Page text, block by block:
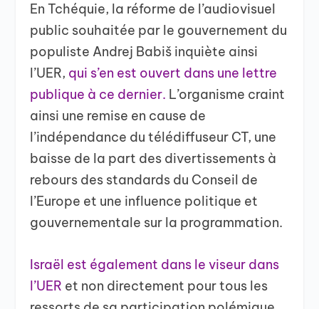
En Tchéquie, la réforme de l’audiovisuel
public souhaitée par le gouvernement du
populiste Andrej Babiš inquiète ainsi
l’UER, qui s’en est ouvert dans une lettre
publique à ce dernier. L’organisme craint
ainsi une remise en cause de
l’indépendance du télédiffuseur CT, une
baisse de la part des divertissements à
rebours des standards du Conseil de
l’Europe et une influence politique et
gouvernementale sur la programmation.
Israël est également dans le viseur dans
l’UER et non directement pour tous les